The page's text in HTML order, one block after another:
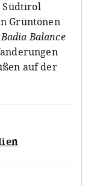
Südtirol
Grüntönen
Balance
auf der